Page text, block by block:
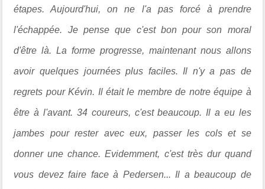
étapes. Aujourd'hui, on ne l'a pas forcé à prendre
l'échappée. Je pense que c'est bon pour son moral
d'être là. La forme progresse, maintenant nous allons
avoir quelques journées plus faciles. Il n'y a pas de
regrets pour Kévin. Il était le membre de notre équipe à
être à l'avant. 34 coureurs, c'est beaucoup. Il a eu les
jambes pour rester avec eux, passer les cols et se
donner une chance. Evidemment, c'est très dur quand
vous devez faire face à Pedersen... Il a beaucoup de